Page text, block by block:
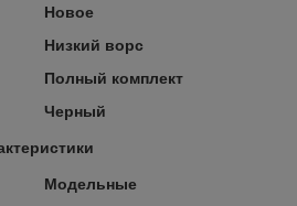
Новое
Низкий ворс
Полный комплект
Черный
Модельные